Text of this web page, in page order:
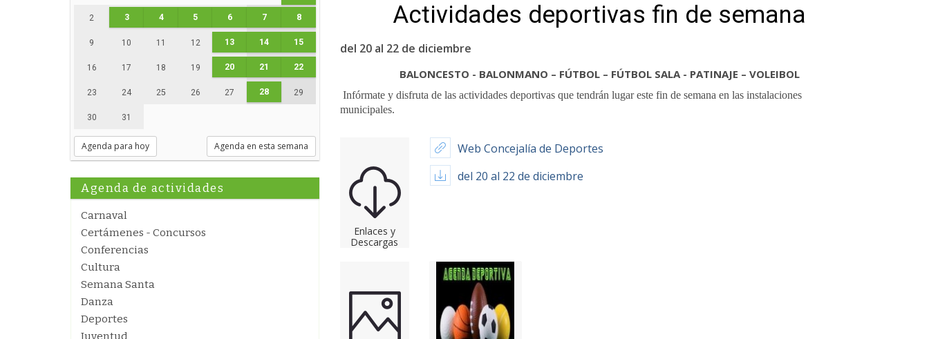
2 3 4 5 6 7 8
9 10 11 12 13 14 15
16 17 18 19 20 21 22
23 24 25 26 27 28 29
30 31
Agenda para hoy Agenda en esta semana
Agenda de actividades
Carnaval
Certámenes - Concursos
Conferencias
Cultura
Semana Santa
Danza
Deportes
Juventud
Actividades deportivas fin de semana
del 20 al 22 de diciembre
BALONCESTO - BALONMANO – FÚTBOL – FÚTBOL SALA - PATINAJE – VOLEIBOL
Infórmate y disfruta de las actividades deportivas que tendrán lugar este fin de semana en las instalaciones
municipales.
Enlaces y
Descargas
Web Concejalía de Deportes
del 20 al 22 de diciembre